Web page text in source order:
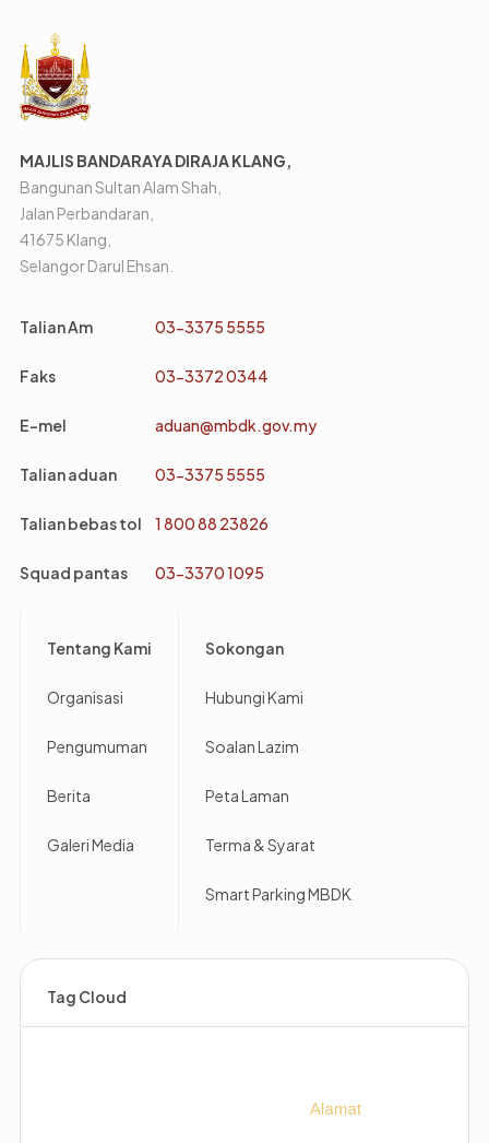
MAJLIS BANDARAYA DIRAJA KLANG,
Bangunan Sultan Alam Shah,
Jalan Perbandaran,
41675 Klang,
Selangor Darul Ehsan.
Talian Am 03-3375 5555
Faks 03-3372 0344
E-mel aduan@mbdk.gov.my
Talian aduan 03-3375 5555
Talian bebas tol 1 800 88 23826
Squad pantas 03-3370 1095
Tentang Kami
Organisasi
Pengumuman
Berita
Galeri Media
Sokongan
Hubungi Kami
Soalan Lazim
Peta Laman
Terma & Syarat
Smart Parking MBDK
Tag Cloud